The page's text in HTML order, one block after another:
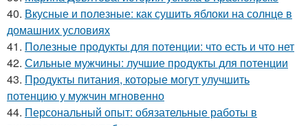
40. Вкусные и полезные: как сушить яблоки на солнце в
домашних условиях
41. Полезные продукты для потенции: что есть и что нет
42. Сильные мужчины: лучшие продукты для потенции
43. Продукты питания, которые могут улучшить
потенцию у мужчин мгновенно
44. Персональный опыт: обязательные работы в